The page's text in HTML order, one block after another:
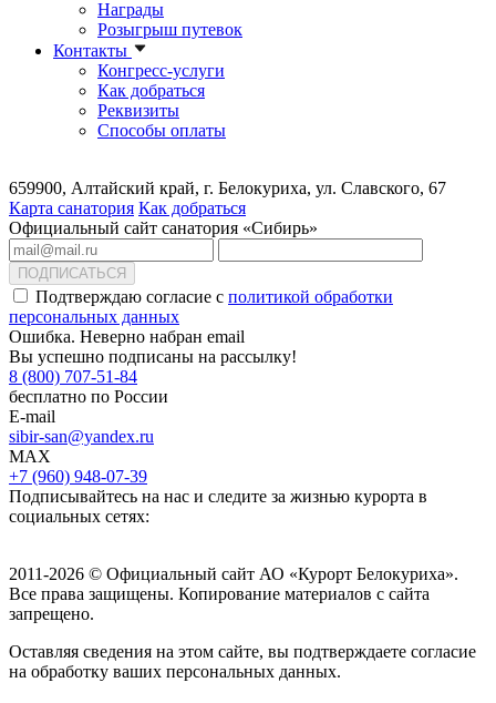
Награды
Розыгрыш путевок
Контакты
Конгресс-услуги
Как добраться
Реквизиты
Способы оплаты
659900, Алтайский край, г. Белокуриха, ул. Славского, 67
Карта санатория Как добраться
Официальный сайт санатория «Сибирь»
ПОДПИСАТЬСЯ
Подтверждаю согласие с политикой обработки
персональных данных
Ошибка. Неверно набран email
Вы успешно подписаны на рассылку!
8 (800) 707-51-84
бесплатно по России
E-mail
sibir-san@yandex.ru
MAX
+7 (960) 948-07-39
Подписывайтесь на нас и следите за жизнью курорта в
социальных сетях:
2011-2026 © Официальный сайт АО «Курорт Белокуриха».
Все права защищены. Копирование материалов с сайта
запрещено.
Оставляя сведения на этом сайте, вы подтверждаете согласие
на обработку ваших персональных данных.